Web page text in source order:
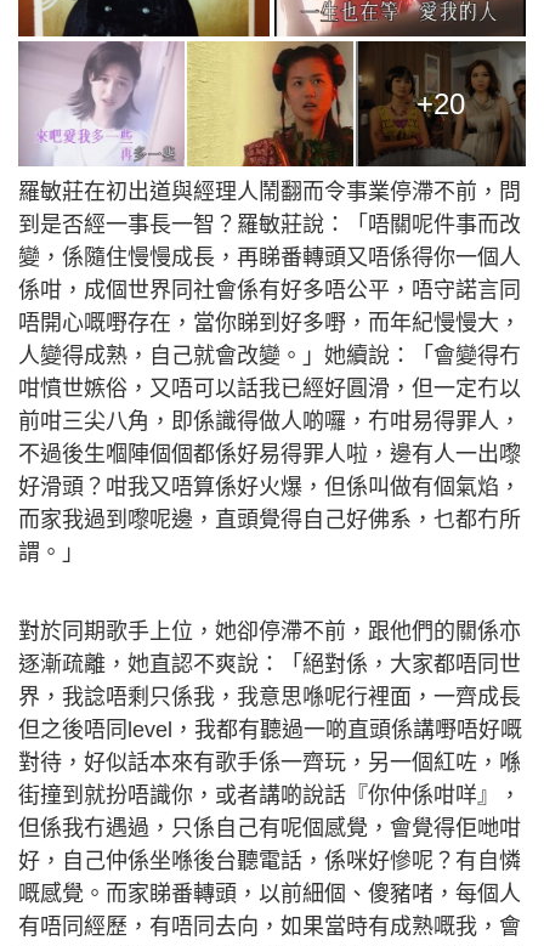
+20
羅敏莊在初出道與經理人鬧翻而令事業停滯不前，問
到是否經一事長一智？羅敏莊說：「唔關呢件事而改
變，係隨住慢慢成長，再睇番轉頭又唔係得你一個人
係咁，成個世界同社會係有好多唔公平，唔守諾言同
唔開心嘅嘢存在，當你睇到好多嘢，而年紀慢慢大，
人變得成熟，自己就會改變。」她續說：「會變得冇
咁憤世嫉俗，又唔可以話我已經好圓滑，但一定冇以
前咁三尖八角，即係識得做人啲囉，冇咁易得罪人，
不過後生嗰陣個個都係好易得罪人啦，邊有人一出嚟
好滑頭？咁我又唔算係好火爆，但係叫做有個氣焰，
而家我過到嚟呢邊，直頭覺得自己好佛系，乜都冇所
謂。」
對於同期歌手上位，她卻停滯不前，跟他們的關係亦
逐漸疏離，她直認不爽說：「絕對係，大家都唔同世
界，我諗唔剩只係我，我意思喺呢行裡面，一齊成長
但之後唔同level，我都有聽過一啲直頭係講嘢唔好嘅
對待，好似話本來有歌手係一齊玩，另一個紅咗，喺
街撞到就扮唔識你，或者講啲說話『你仲係咁咩』，
但係我冇遇過，只係自己有呢個感覺，會覺得佢哋咁
好，自己仲係坐喺後台聽電話，係咪好慘呢？有自憐
嘅感覺。而家睇番轉頭，以前細個、傻豬啫，每個人
有唔同經歷，有唔同去向，如果當時有成熟嘅我，會